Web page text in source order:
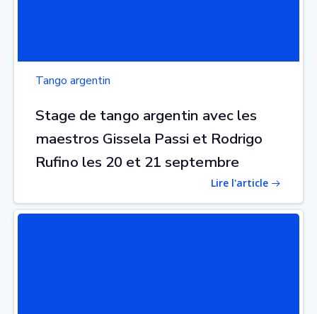
Tango argentin
Stage de tango argentin avec les
maestros Gissela Passi et Rodrigo
Rufino les 20 et 21 septembre
Lire l'article